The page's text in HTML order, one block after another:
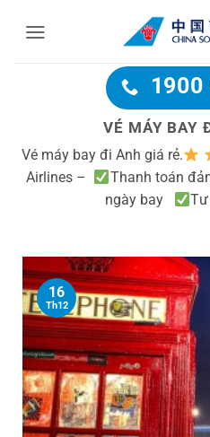
1900
VÉ MÁY BAY
Vé máy bay đi Anh giá rẻ.
Airlines –
Thanh toán
ngày bay
Tư
16
Th12